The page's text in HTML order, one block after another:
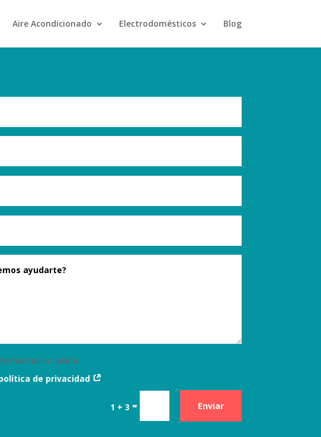
Aire Acondicionado Electrodomésticos Blog
marcar la casilla
de privacidad
1 + 3 = Enviar